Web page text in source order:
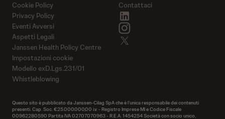
Contattaci
Cookie Policy
Privacy Policy
Eventi Avversi
Aspetti Legali
Janssen Health Policy Centre
Impostazioni cookie
Modello exD.Lgs.231/01
Whistleblowing
Questo sito è pubblicato da Janssen-Cilag SpA che è l’unica responsabile dei contenuti
presenti. Cap. Soc. €25.000.000,00 i.v. - Registro Imprese MI e Codice Fiscale
00962280590 Partita IVA 02707070963 - R.E.A. 1454254 Società con socio unico,